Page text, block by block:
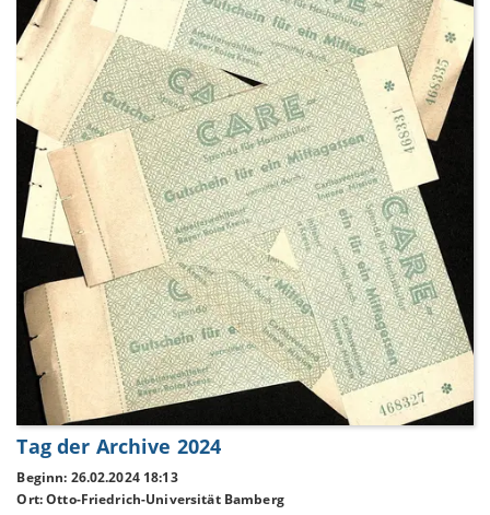
Tag der Archive 2024
Beginn: 26.02.2024 18:13
Ort: Otto-Friedrich-Universität Bamberg